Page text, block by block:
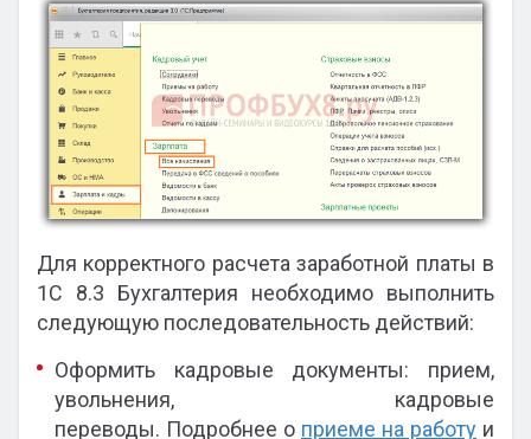
Для корректного расчета заработной платы в
1С 8.3 Бухгалтерия необходимо выполнить
следующую последовательность действий:
Оформить кадровые документы: прием,
увольнения, кадровые
переводы. Подробнее о приеме на работу и